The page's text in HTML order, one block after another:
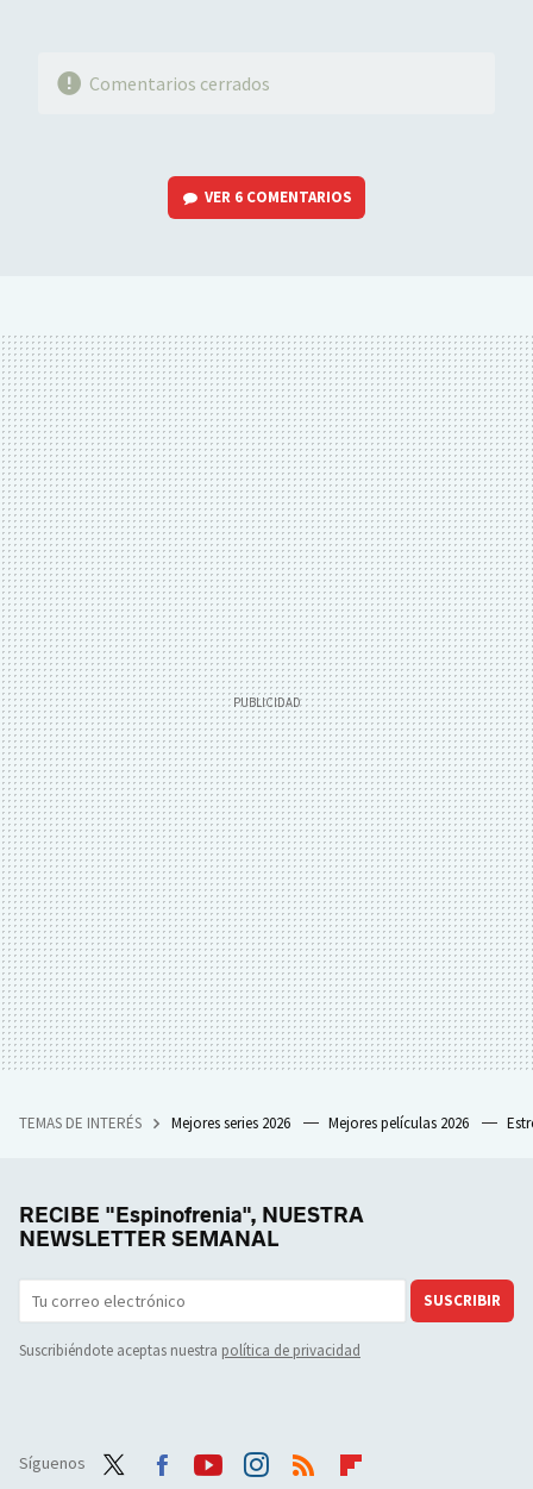
Comentarios cerrados
VER 6 COMENTARIOS
TEMAS DE INTERÉS Mejores series 2026 Mejores películas 2026
RECIBE "Espinofrenia", NUESTRA
NEWSLETTER SEMANAL
SUSCRIBIR
Suscribiéndote aceptas nuestra política de privacidad
Síguenos